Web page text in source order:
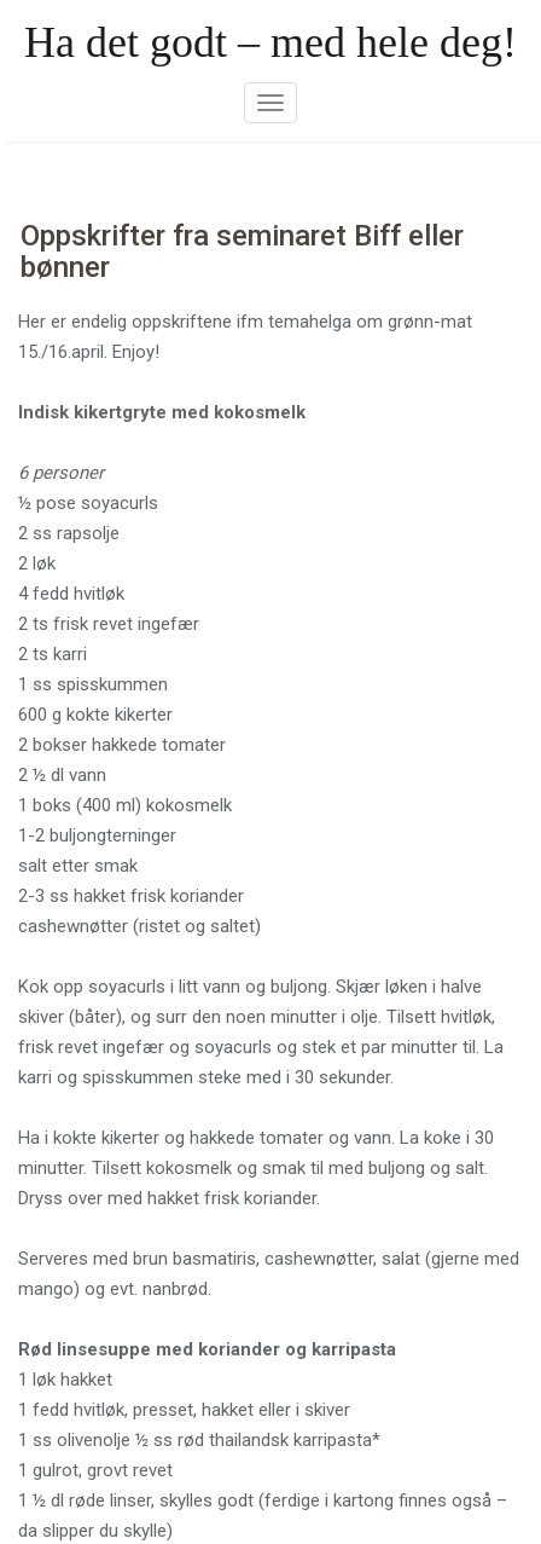
Ha det godt – med hele deg!
Toggle navigation
Oppskrifter fra seminaret Biff eller
bønner
Her er endelig oppskriftene ifm temahelga om grønn-mat
15./16.april. Enjoy!
Indisk kikertgryte med kokosmelk
6 personer
½ pose soyacurls
2 ss rapsolje
2 løk
4 fedd hvitløk
2 ts frisk revet ingefær
2 ts karri
1 ss spisskummen
600 g kokte kikerter
2 bokser hakkede tomater
2 ½ dl vann
1 boks (400 ml) kokosmelk
1-2 buljongterninger
salt etter smak
2-3 ss hakket frisk koriander
cashewnøtter (ristet og saltet)
Kok opp soyacurls i litt vann og buljong. Skjær løken i halve
skiver (båter), og surr den noen minutter i olje. Tilsett hvitløk,
frisk revet ingefær og soyacurls og stek et par minutter til. La
karri og spisskummen steke med i 30 sekunder.
Ha i kokte kikerter og hakkede tomater og vann. La koke i 30
minutter. Tilsett kokosmelk og smak til med buljong og salt.
Dryss over med hakket frisk koriander.
Serveres med brun basmatiris, cashewnøtter, salat (gjerne med
mango) og evt. nanbrød.
Rød linsesuppe med koriander og karripasta
1 løk hakket
1 fedd hvitløk, presset, hakket eller i skiver
1 ss olivenolje ½ ss rød thailandsk karripasta*
1 gulrot, grovt revet
1 ½ dl røde linser, skylles godt (ferdige i kartong finnes også –
da slipper du skylle)